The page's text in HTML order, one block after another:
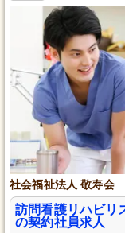
社会福祉法人 敬寿会
訪問看護リハビリ
の契約社員求人